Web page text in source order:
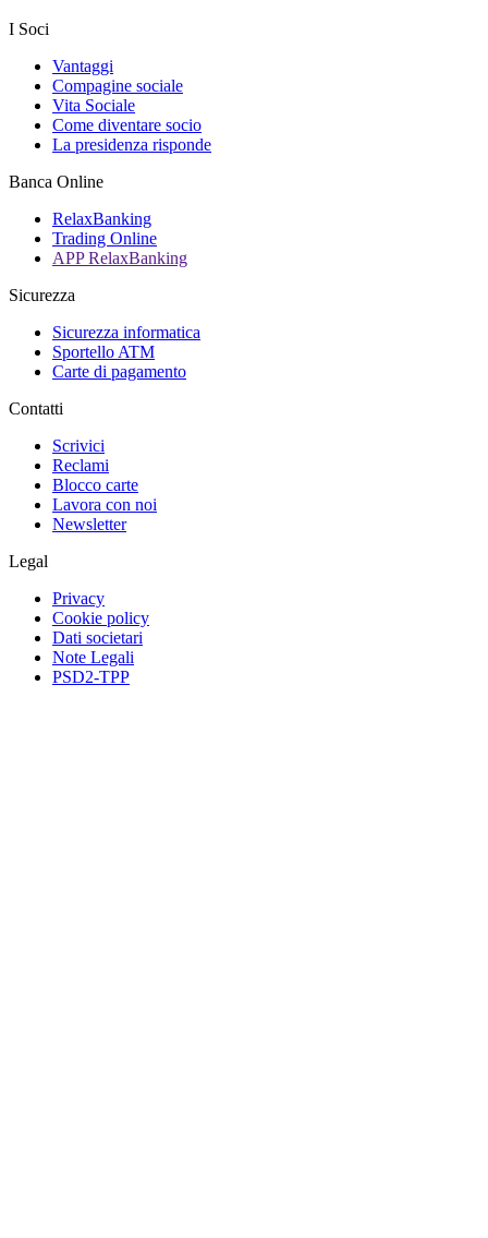
I Soci
Vantaggi
Compagine sociale
Vita Sociale
Come diventare socio
La presidenza risponde
Banca Online
RelaxBanking
Trading Online
APP RelaxBanking
Sicurezza
Sicurezza informatica
Sportello ATM
Carte di pagamento
Contatti
Scrivici
Reclami
Blocco carte
Lavora con noi
Newsletter
Legal
Privacy
Cookie policy
Dati societari
Note Legali
PSD2-TPP